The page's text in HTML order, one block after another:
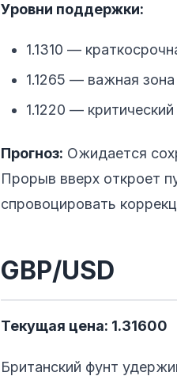
Уровни поддержки:
1.1310 —
1.1265 — важная
1.1220 —
Прогноз: Ожидается
Прорыв вверх откроет
спровоцировать
GBP/USD
Текущая цена: 1.31600
Британский фунт